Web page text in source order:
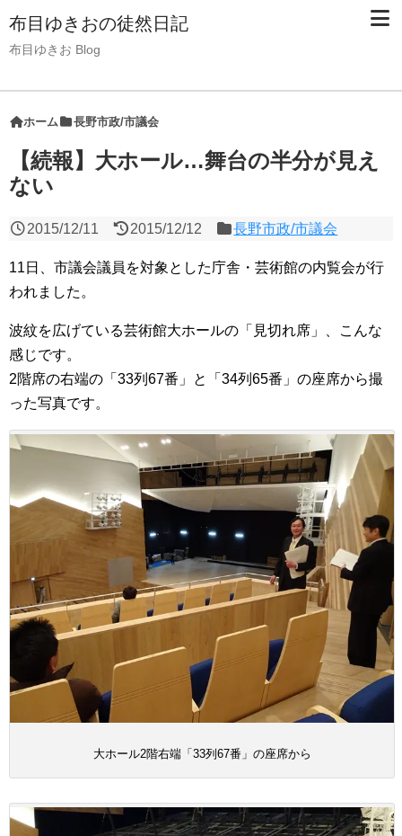
布目ゆきおの徒然日記
布目ゆきお Blog
ホーム 長野市政/市議会
【続報】大ホール…舞台の半分が見え
ない
2015/12/11 2015/12/12 長野市政/市議会
11日、市議会議員を対象とした庁舎・芸術館の内覧会が行
われました。
波紋を広げている芸術館大ホールの「見切れ席」、こんな
感じです。
2階席の右端の「33列67番」と「34列65番」の座席から撮
った写真です。
大ホール2階右端「33列67番」の座席から